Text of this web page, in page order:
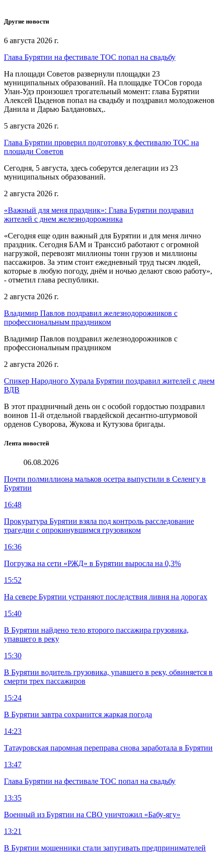
Другие новости
6 августа 2026 г.
Глава Бурятии на фестивале ТОС попал на свадьбу
На площади Советов развернули площадки 23
муниципальных образований. На площадке ТОСов города
Улан-Удэ произошел трогательный момент: глава Бурятии
Алексей Цыденов попал на свадьбу и поздравил молодоженов
Данила и Дарью Балдановых,.
5 августа 2026 г.
Глава Бурятии проверил подготовку к фестивалю ТОС на
площади Советов
Сегодня, 5 августа, здесь соберутся делегации из 23
муниципальных образований.
2 августа 2026 г.
«Важный для меня праздник»: Глава Бурятии поздравил
жителей с днем железнодорожника
«Сегодня еще один важный для Бурятии и для меня лично
праздник. Сегодня БАМ и Транссиб работают с огромной
нагрузкой, перевозят миллионы тонн грузов и миллионы
пассажиров. За этим стоит ежедневный труд тысяч людей,
которые в любую погоду, днём и ночью делают свою работу»,
- отметил глава республики.
2 августа 2026 г.
Владимир Павлов поздравил железнодорожников с
профессиональным праздником
Владимир Павлов поздравил железнодорожников с
профессиональным праздником
2 августа 2026 г.
Спикер Народного Хурала Бурятии поздравил жителей с днем
ВДВ
В этот праздничный день он с особой гордостью поздравил
воинов 11-й отдельной гвардейской десантно-штурмовой
орденов Суворова, Жукова и Кутузова бригады.
Лента новостей
06.08.2026
Почти полмиллиона мальков осетра выпустили в Селенгу в
Бурятии
16:48
Прокуратура Бурятии взяла под контроль расследование
трагедии с опрокинувшимся грузовиком
16:36
Погрузка на сети «РЖД» в Бурятии выросла на 0,3%
15:52
На севере Бурятии устраняют последствия ливня на дорогах
15:40
В Бурятии найдено тело второго пассажира грузовика,
упавшего в реку
15:30
В Бурятии водитель грузовика, упавшего в реку, обвиняется в
смерти трех пассажиров
15:24
В Бурятии завтра сохранится жаркая погода
14:23
Татауровская паромная переправа снова заработала в Бурятии
13:47
Глава Бурятии на фестивале ТОС попал на свадьбу
13:35
Военный из Бурятии на СВО уничтожил «Бабу-ягу»
13:21
В Бурятии мошенники стали запугивать предпринимателей